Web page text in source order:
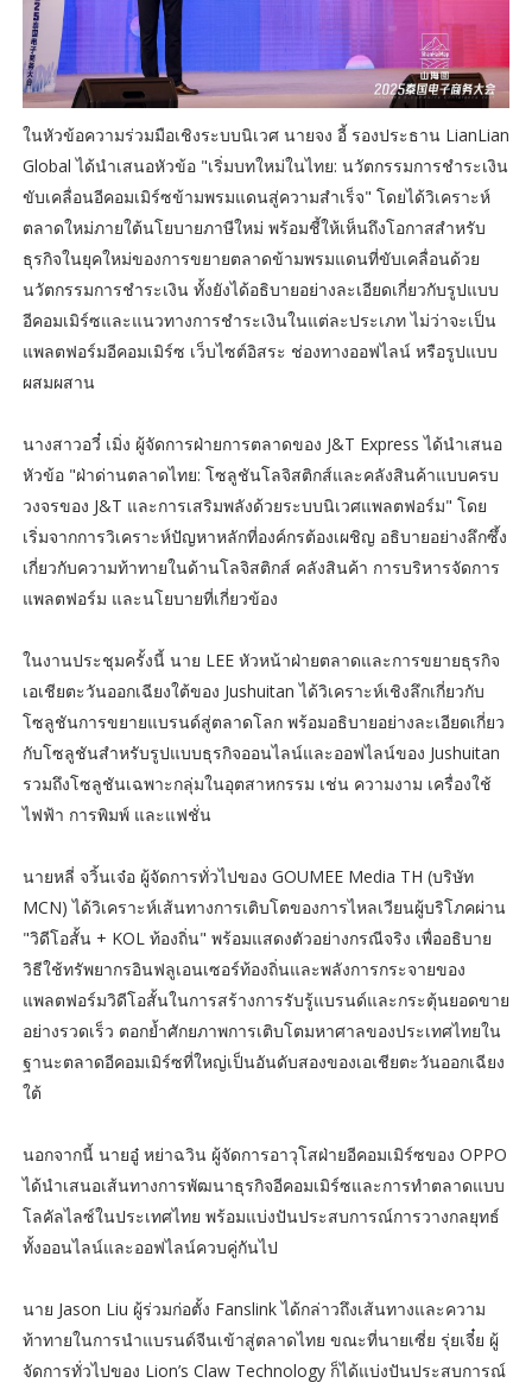
ในหัวข้อความร่วมมือเชิงระบบนิเวศ นายจง อี้ รองประธาน LianLian
Global ได้นำเสนอหัวข้อ "เริ่มบทใหม่ในไทย: นวัตกรรมการชำระเงิน
ขับเคลื่อนอีคอมเมิร์ซข้ามพรมแดนสู่ความสำเร็จ" โดยได้วิเคราะห์
ตลาดใหม่ภายใต้นโยบายภาษีใหม่ พร้อมชี้ให้เห็นถึงโอกาสสำหรับ
ธุรกิจในยุคใหม่ของการขยายตลาดข้ามพรมแดนที่ขับเคลื่อนด้วย
นวัตกรรมการชำระเงิน ทั้งยังได้อธิบายอย่างละเอียดเกี่ยวกับรูปแบบ
อีคอมเมิร์ซและแนวทางการชำระเงินในแต่ละประเภท ไม่ว่าจะเป็น
แพลตฟอร์มอีคอมเมิร์ซ เว็บไซต์อิสระ ช่องทางออฟไลน์ หรือรูปแบบ
ผสมผสาน
นางสาวอวี๋ เมิ่ง ผู้จัดการฝ่ายการตลาดของ J&T Express ได้นำเสนอ
หัวข้อ "ฝ่าด่านตลาดไทย: โซลูชันโลจิสติกส์และคลังสินค้าแบบครบ
วงจรของ J&T และการเสริมพลังด้วยระบบนิเวศแพลตฟอร์ม" โดย
เริ่มจากการวิเคราะห์ปัญหาหลักที่องค์กรต้องเผชิญ อธิบายอย่างลึกซึ้ง
เกี่ยวกับความท้าทายในด้านโลจิสติกส์ คลังสินค้า การบริหารจัดการ
แพลตฟอร์ม และนโยบายที่เกี่ยวข้อง
ในงานประชุมครั้งนี้ นาย LEE หัวหน้าฝ่ายตลาดและการขยายธุรกิจ
เอเชียตะวันออกเฉียงใต้ของ Jushuitan ได้วิเคราะห์เชิงลึกเกี่ยวกับ
โซลูชันการขยายแบรนด์สู่ตลาดโลก พร้อมอธิบายอย่างละเอียดเกี่ยว
กับโซลูชันสำหรับรูปแบบธุรกิจออนไลน์และออฟไลน์ของ Jushuitan
รวมถึงโซลูชันเฉพาะกลุ่มในอุตสาหกรรม เช่น ความงาม เครื่องใช้
ไฟฟ้า การพิมพ์ และแฟชั่น
นายหลี่ จวิ้นเจ๋อ ผู้จัดการทั่วไปของ GOUMEE Media TH (บริษัท
MCN) ได้วิเคราะห์เส้นทางการเติบโตของการไหลเวียนผู้บริโภคผ่าน
"วิดีโอสั้น + KOL ท้องถิ่น" พร้อมแสดงตัวอย่างกรณีจริง เพื่ออธิบาย
วิธีใช้ทรัพยากรอินฟลูเอนเซอร์ท้องถิ่นและพลังการกระจายของ
แพลตฟอร์มวิดีโอสั้นในการสร้างการรับรู้แบรนด์และกระตุ้นยอดขาย
อย่างรวดเร็ว ตอกย้ำศักยภาพการเติบโตมหาศาลของประเทศไทยใน
ฐานะตลาดอีคอมเมิร์ซที่ใหญ่เป็นอันดับสองของเอเชียตะวันออกเฉียง
ใต้
นอกจากนี้ นายอู๋ หย่าฉวิน ผู้จัดการอาวุโสฝ่ายอีคอมเมิร์ซของ OPPO
ได้นำเสนอเส้นทางการพัฒนาธุรกิจอีคอมเมิร์ซและการทำตลาดแบบ
โลคัลไลซ์ในประเทศไทย พร้อมแบ่งปันประสบการณ์การวางกลยุทธ์
ทั้งออนไลน์และออฟไลน์ควบคู่กันไป
นาย Jason Liu ผู้ร่วมก่อตั้ง Fanslink ได้กล่าวถึงเส้นทางและความ
ท้าทายในการนำแบรนด์จีนเข้าสู่ตลาดไทย ขณะที่นายเซี่ย รุ่ยเจี๋ย ผู้
จัดการทั่วไปของ Lion’s Claw Technology ก็ได้แบ่งปันประสบการณ์